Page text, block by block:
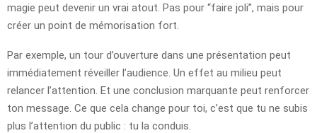
magie peut devenir un vrai atout. Pas pour “faire joli”, mais pour
créer un point de mémorisation fort.
Par exemple, un tour d’ouverture dans une présentation peut
immédiatement réveiller l’audience. Un effet au milieu peut
relancer l’attention. Et une conclusion marquante peut renforcer
ton message. Ce que cela change pour toi, c’est que tu ne subis
plus l’attention du public : tu la conduis.